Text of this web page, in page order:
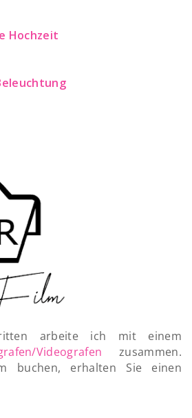
Hochzeit
arbeite ich mit einem
Videografen zusammen.
buchen, erhalten Sie einen